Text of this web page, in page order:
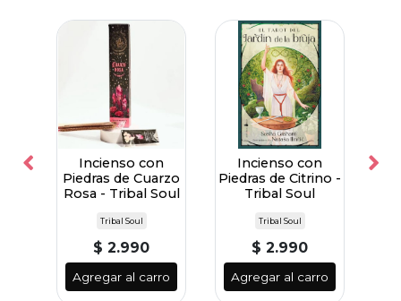
Incienso con
Piedras de Cuarzo
Rosa - Tribal Soul
Tribal Soul
$ 2.990
Agregar al carro
Incienso con
Piedras de Citrino -
Tribal Soul
Tribal Soul
$ 2.990
Agregar al carro